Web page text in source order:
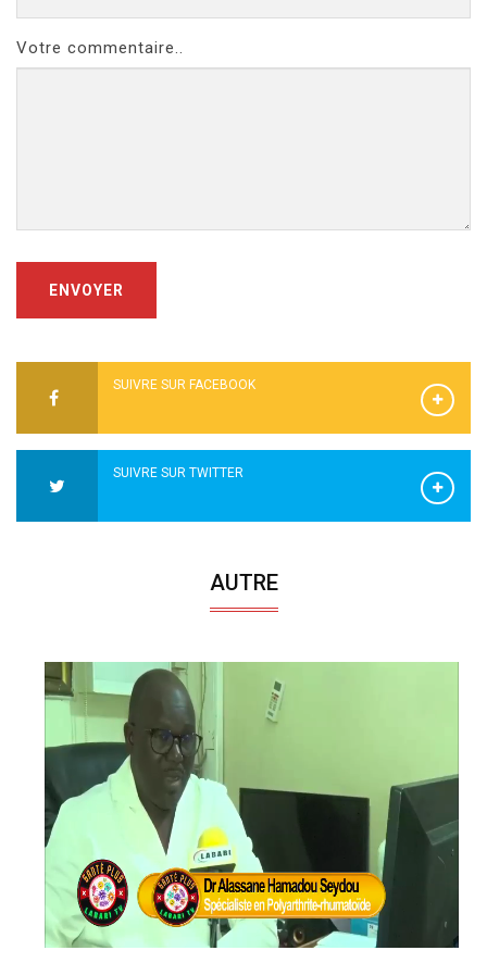
Votre commentaire..
ENVOYER
SUIVRE SUR FACEBOOK
SUIVRE SUR TWITTER
AUTRE